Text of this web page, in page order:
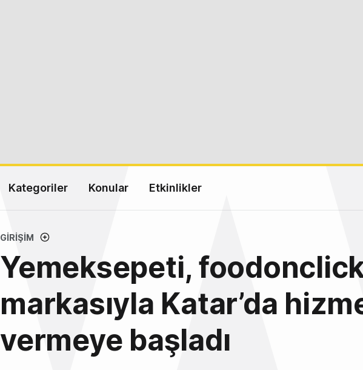
Kategoriler Konular Etkinlikler
GIRIŞIM
Yemeksepeti,
markasıyla Katar’da
vermeye başladı